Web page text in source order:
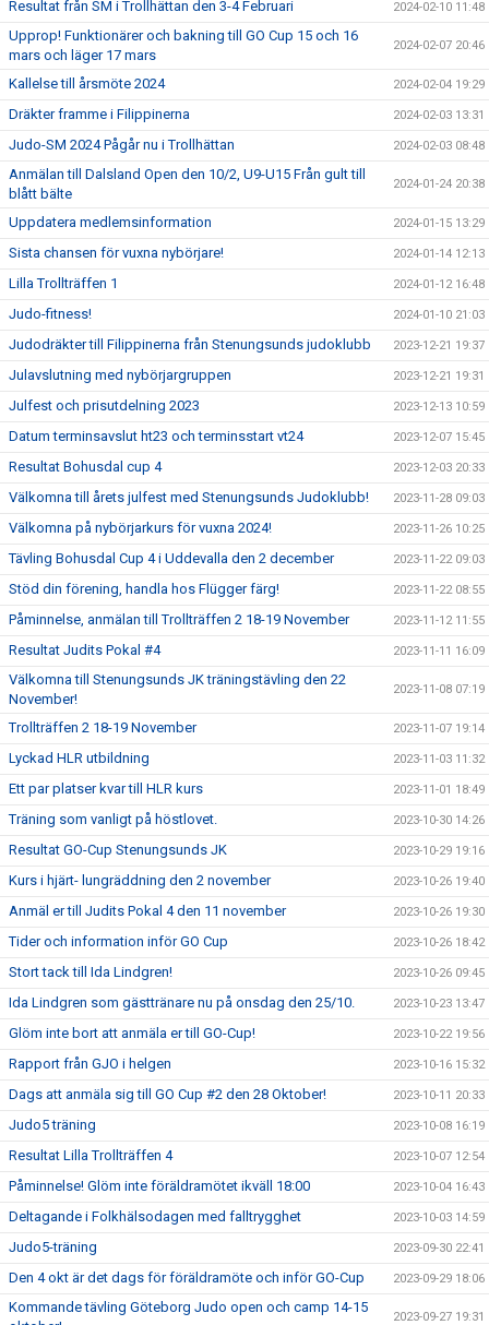
Resultat från SM i Trollhättan den 3-4 Februari 2024-02-10 11:48
Upprop! Funktionärer och bakning till GO Cup 15 och 16
mars och läger 17 mars
2024-02-07 20:46
Kallelse till årsmöte 2024 2024-02-04 19:29
Dräkter framme i Filippinerna 2024-02-03 13:31
Judo-SM 2024 Pågår nu i Trollhättan 2024-02-03 08:48
Anmälan till Dalsland Open den 10/2, U9-U15 Från gult till
blått bälte
2024-01-24 20:38
Uppdatera medlemsinformation 2024-01-15 13:29
Sista chansen för vuxna nybörjare! 2024-01-14 12:13
Lilla Trollträffen 1 2024-01-12 16:48
Judo-fitness! 2024-01-10 21:03
Judodräkter till Filippinerna från Stenungsunds judoklubb 2023-12-21 19:37
Julavslutning med nybörjargruppen 2023-12-21 19:31
Julfest och prisutdelning 2023 2023-12-13 10:59
Datum terminsavslut ht23 och terminsstart vt24 2023-12-07 15:45
Resultat Bohusdal cup 4 2023-12-03 20:33
Välkomna till årets julfest med Stenungsunds Judoklubb! 2023-11-28 09:03
Välkomna på nybörjarkurs för vuxna 2024! 2023-11-26 10:25
Tävling Bohusdal Cup 4 i Uddevalla den 2 december 2023-11-22 09:03
Stöd din förening, handla hos Flügger färg! 2023-11-22 08:55
Påminnelse, anmälan till Trollträffen 2 18-19 November 2023-11-12 11:55
Resultat Judits Pokal #4 2023-11-11 16:09
Välkomna till Stenungsunds JK träningstävling den 22
November!
2023-11-08 07:19
Trollträffen 2 18-19 November 2023-11-07 19:14
Lyckad HLR utbildning 2023-11-03 11:32
Ett par platser kvar till HLR kurs 2023-11-01 18:49
Träning som vanligt på höstlovet. 2023-10-30 14:26
Resultat GO-Cup Stenungsunds JK 2023-10-29 19:16
Kurs i hjärt- lungräddning den 2 november 2023-10-26 19:40
Anmäl er till Judits Pokal 4 den 11 november 2023-10-26 19:30
Tider och information inför GO Cup 2023-10-26 18:42
Stort tack till Ida Lindgren! 2023-10-26 09:45
Ida Lindgren som gästtränare nu på onsdag den 25/10. 2023-10-23 13:47
Glöm inte bort att anmäla er till GO-Cup! 2023-10-22 19:56
Rapport från GJO i helgen 2023-10-16 15:32
Dags att anmäla sig till GO Cup #2 den 28 Oktober! 2023-10-11 20:33
Judo5 träning 2023-10-08 16:19
Resultat Lilla Trollträffen 4 2023-10-07 12:54
Påminnelse! Glöm inte föräldramötet ikväll 18:00 2023-10-04 16:43
Deltagande i Folkhälsodagen med falltrygghet 2023-10-03 14:59
Judo5-träning 2023-09-30 22:41
Den 4 okt är det dags för föräldramöte och inför GO-Cup 2023-09-29 18:06
Kommande tävling Göteborg Judo open och camp 14-15
2023-09-27 19:31